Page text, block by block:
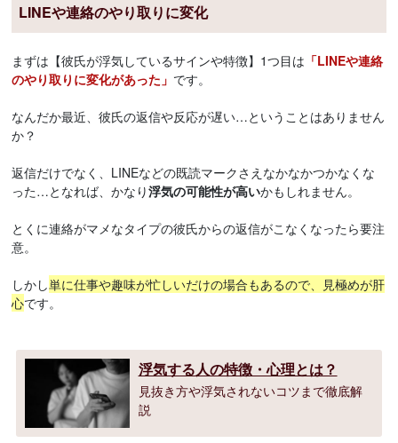
LINEや連絡のやり取りに変化
まずは【彼氏が浮気しているサインや特徴】1つ目は 「LINEや連絡
のやり取りに変化があった」 です。
なんだか最近、彼氏の返信や反応が遅い…ということはありません
か？
返信だけでなく、LINEなどの既読マークさえなかなかつかなくな
った…となれば、かなり浮気の可能性が高いかもしれません。
とくに連絡がマメなタイプの彼氏からの返信がこなくなったら要注
意。
しかし単に仕事や趣味が忙しいだけの場合もあるので、見極めが肝
心です。
浮気する人の特徴・心理とは？
見抜き方や浮気されないコツまで徹底解
説